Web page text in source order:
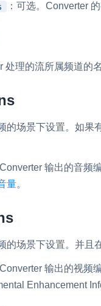
交互模式，与 AI 进行高拟
的实时语音对话
技术，实现更强的实时音视
、高并发、可扩展、高可靠
：可选。Converter
处理的流所属频道的名
的场景下设置。如果
输出的音频
量。
的场景下设置。并且
输出的视频
Enhancement